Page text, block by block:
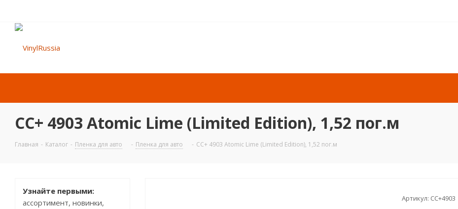
CC+ 4903 Atomic Lime (Limited Edition), 1,52 пог.м
Главная - Каталог - Пленка для авто - Пленка для авто - CC+ 4903 Atomic Lime (Limited Edition), 1,52 пог.м
Артикул: CC+4903
Узнайте первыми:
ассортимент, новинки,